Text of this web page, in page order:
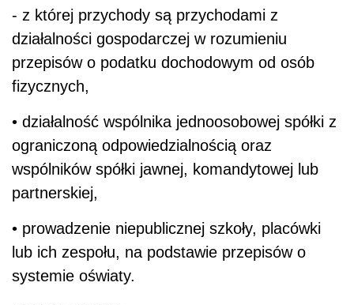
- z której przychody są przychodami z
działalności gospodarczej w rozumieniu
przepisów o podatku dochodowym od osób
fizycznych,
• działalność wspólnika jednoosobowej spółki z
ograniczoną odpowiedzialnością oraz
wspólników spółki jawnej, komandytowej lub
partnerskiej,
• prowadzenie niepublicznej szkoły, placówki
lub ich zespołu, na podstawie przepisów o
systemie oświaty.